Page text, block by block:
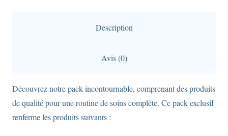
Ivory
et
Mousse
Description
Avis (0)
Découvrez notre pack incontournable, comprenant des produits
de qualité pour une routine de soins complète. Ce pack exclusif
renferme les produits suivants :